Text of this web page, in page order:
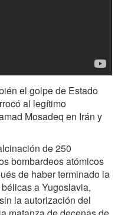
el golpe de Estado
al legítimo
Mosadeq en Irán y
de 250
bombardeos atómicos
de haber terminado la
a Yugoslavia,
la autorización del